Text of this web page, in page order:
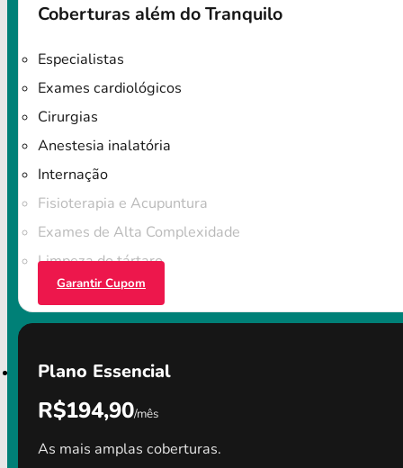
Coberturas além do Tranquilo
Especialistas
Exames cardiológicos
Cirurgias
Anestesia inalatória
Internação
Fisioterapia e Acupuntura
Exames de Alta Complexidade
Limpeza do tártaro
Garantir Cupom
Plano Essencial
R$194,90/mês
As mais amplas coberturas.